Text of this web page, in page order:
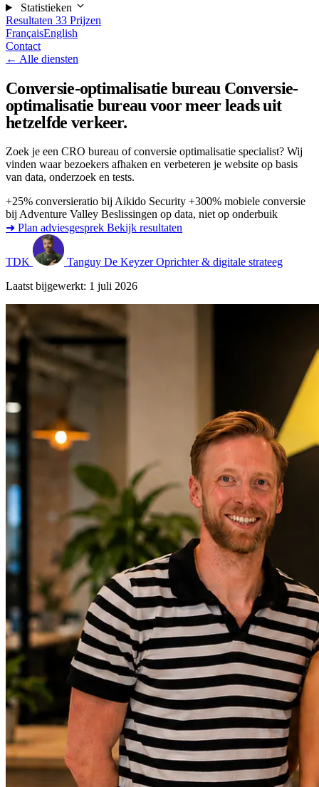
Statistieken
Resultaten 33 Prijzen
FrançaisEnglish
Contact
← Alle diensten
Conversie-optimalisatie bureau Conversie-
optimalisatie bureau voor meer leads uit
hetzelfde verkeer.
Zoek je een CRO bureau of conversie optimalisatie specialist? Wij
vinden waar bezoekers afhaken en verbeteren je website op basis
van data, onderzoek en tests.
+25% conversieratio bij Aikido Security +300% mobiele conversie
bij Adventure Valley Beslissingen op data, niet op onderbuik
➜ Plan adviesgesprek Bekijk resultaten
TDK Tanguy De Keyzer Oprichter & digitale strateeg
Laatst bijgewerkt: 1 juli 2026